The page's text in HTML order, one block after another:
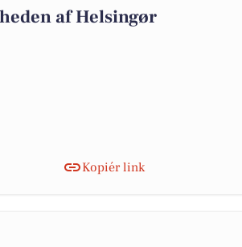
af Helsingør
Kopiér link